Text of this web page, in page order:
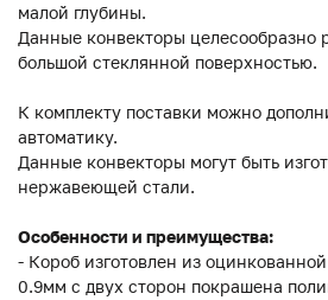
малой глубины.
Данные конвекторы целесообразно
большой стеклянной поверхностью.
К комплекту поставки можно
автоматику.
Данные конвекторы могут быть
нержавеющей стали.
Особенности и преимущества:
- Короб изготовлен из
0.9мм с двух сторон покрашена